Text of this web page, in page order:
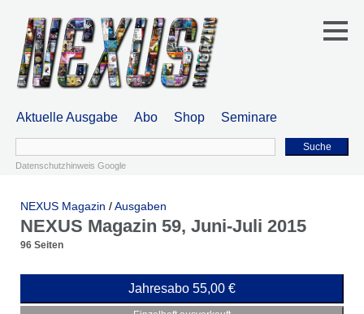
Aktuelle Ausgabe Abo Shop Seminare
Suche
Datenschutzhinweis Google
NEXUS Magazin /Ausgaben
NEXUS Magazin 59, Juni-Juli 2015
96 Seiten
Jahresabo 55,00 €